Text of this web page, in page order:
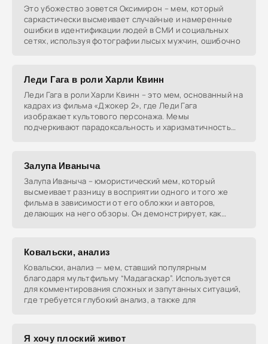
Это убожество зовется Оксимирон – мем, который
саркастически высмеивает случайные и намеренные
ошибки в идентификации людей в СМИ и социальных
сетях, используя фотографии лысых мужчин, ошибочно
Леди Гага в роли Харли Квинн
Леди Гага в роли Харли Квинн – это мем, основанный на
кадрах из фильма «Джокер 2», где Леди Гага
изображает культового персонажа. Мемы
подчеркивают парадоксальность и харизматичность
Залупа Иваныча
Залупа Иваныча – юмористический мем, который
высмеивает разницу в восприятии одного и того же
фильма в зависимости от его обложки и авторов,
делающих на него обзоры. Он демонстрирует, как
Ковальски, анализ
Ковальски, анализ — мем, ставший популярным
благодаря мультфильму “Мадагаскар”. Используется
для комментирования сложных и запутанных ситуаций,
где требуется глубокий анализ, а также для
Я хочу плоский живот